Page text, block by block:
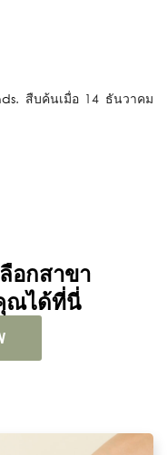
. สืบค้นเมื่อ 14 ธันวาคม
อกสาขา
ณได้ที่นี่